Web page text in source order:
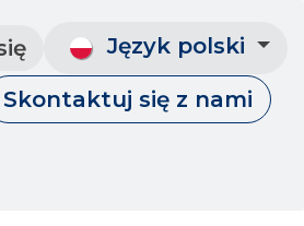
Język polski
Skontaktuj się z nami